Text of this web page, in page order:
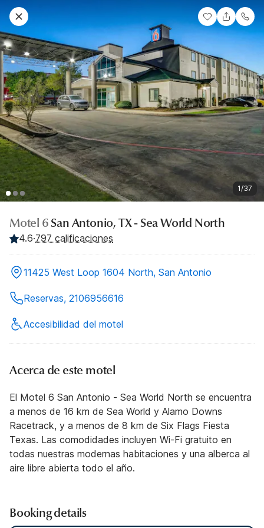
1/37
Motel 6San Antonio, TX - Sea World North
4.6·797 calificaciones
11425 West Loop 1604 North, San Antonio
Reservas, 2106956616
Accesibilidad del motel
Acerca de este motel
El Motel 6 San Antonio - Sea World North se encuentra
a menos de 16 km de Sea World y Alamo Downs
Racetrack, y a menos de 8 km de Six Flags Fiesta
Texas. Las comodidades incluyen Wi-Fi gratuito en
todas nuestras modernas habitaciones y una alberca al
aire libre abierta todo el año.
Booking details